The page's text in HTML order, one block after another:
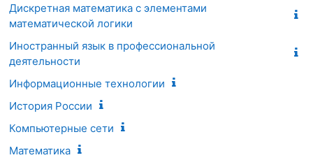
Дискретная математика с элементами
математической логики
Иностранный язык в профессиональной
деятельности
Информационные технологии
История России
Компьютерные сети
Математика